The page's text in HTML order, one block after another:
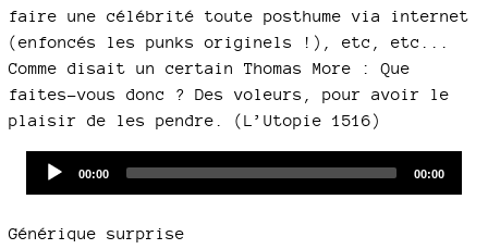
faire une célébrité toute posthume via internet
(enfoncés les punks originels !), etc, etc...
Comme disait un certain Thomas More : Que
faites-vous donc ? Des voleurs, pour avoir le
plaisir de les pendre. (L’Utopie 1516)
Current
00:00
Total
00:00
Générique surprise